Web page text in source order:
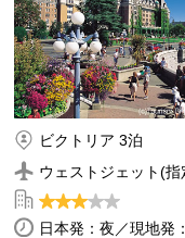
ビクトリア 3泊
ウェストジェット(指
日本発：夜／現地発